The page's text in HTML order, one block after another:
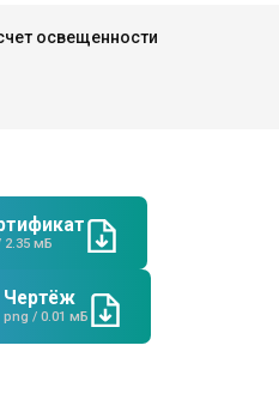
освещенности
2.35 мБ
Чертёж
png / 0.01 мБ